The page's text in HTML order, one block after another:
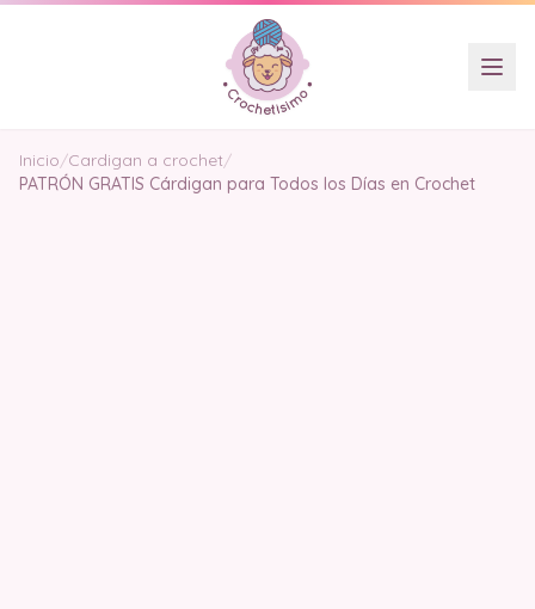
Inicio/Cardigan a crochet/
PATRÓN GRATIS Cárdigan para Todos los Días en Crochet